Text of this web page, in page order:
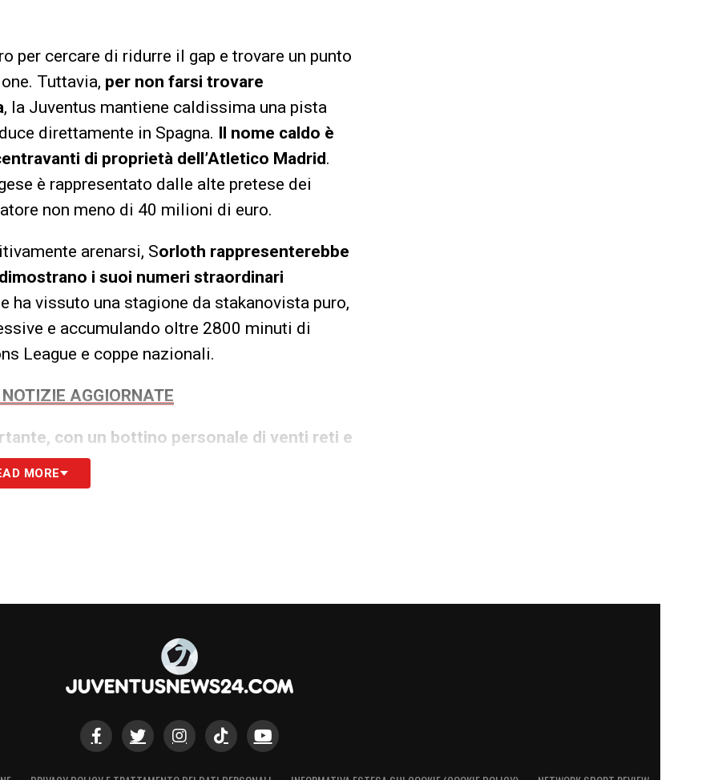
per cercare di ridurre il gap e trovare un punto
Tuttavia, per non farsi trovare
, la Juventus mantiene caldissima una pista
direttamente in Spagna. Il nome caldo è
di proprietà dell’Atletico Madrid.
è rappresentato dalle alte pretese dei
non meno di 40 milioni di euro.
arenarsi, Sorloth rappresenterebbe
i suoi numeri straordinari
ha vissuto una stagione da stakanovista puro,
e accumulando oltre 2800 minuti di
League e coppe nazionali.
AGGIORNATE
con un bottino personale di venti reti e
continentali più prestigiosi
l’attaccante si sta confermando un leader
MORE